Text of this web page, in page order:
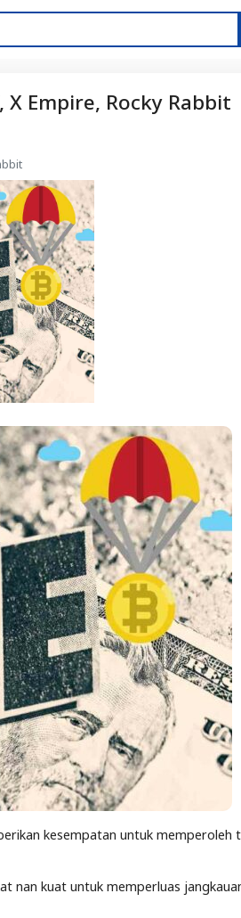
Empire, Rocky Rabbit
kesempatan untuk memperoleh
nan kuat untuk memperluas